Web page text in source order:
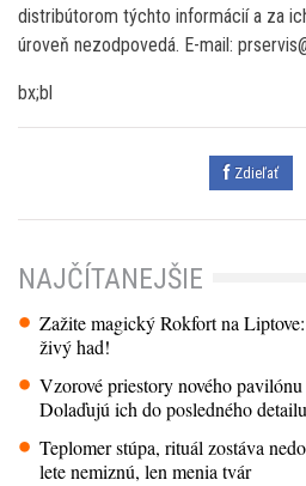
distribútorom týchto informácií a za
úroveň nezodpovedá. E-mail:
bx;bl
Zdieľať
NAJČÍTANEJŠIE
Zažite magický Rokfort na
živý had!
Vzorové priestory nového
Dolaďujú ich do posledného detailu
Teplomer stúpa, rituál zostáva
lete nemiznú, len menia tvár